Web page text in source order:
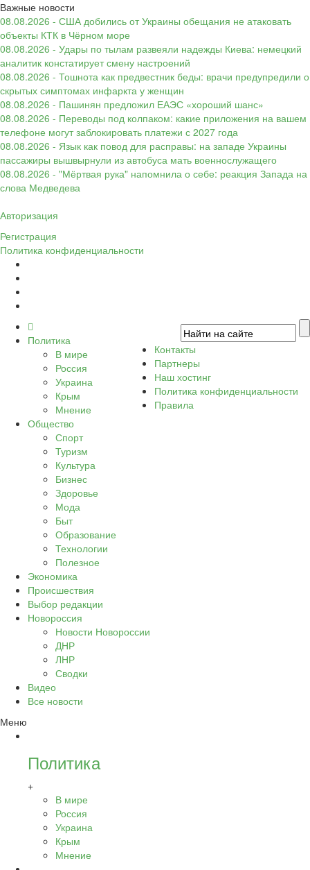
Важные новости
08.08.2026 - США добились от Украины обещания не атаковать
объекты КТК в Чёрном море
08.08.2026 - Удары по тылам развеяли надежды Киева: немецкий
аналитик констатирует смену настроений
08.08.2026 - Тошнота как предвестник беды: врачи предупредили о
скрытых симптомах инфаркта у женщин
08.08.2026 - Пашинян предложил ЕАЭС «хороший шанс»
08.08.2026 - Переводы под колпаком: какие приложения на вашем
телефоне могут заблокировать платежи с 2027 года
08.08.2026 - Язык как повод для расправы: на западе Украины
пассажиры вышвырнули из автобуса мать военнослужащего
08.08.2026 - "Мёртвая рука" напомнила о себе: реакция Запада на
слова Медведева
Авторизация
Регистрация
Политика конфиденциальности
Политика
В мире
Россия
Украина
Крым
Мнение
Общество
Спорт
Туризм
Культура
Бизнес
Здоровье
Мода
Быт
Образование
Технологии
Полезное
Экономика
Происшествия
Выбор редакции
Новороссия
Новости Новороссии
ДНР
ЛНР
Сводки
Видео
Все новости
Меню
Политика
+
В мире
Россия
Украина
Крым
Мнение
Контакты
Партнеры
Наш хостинг
Политика конфиденциальности
Правила